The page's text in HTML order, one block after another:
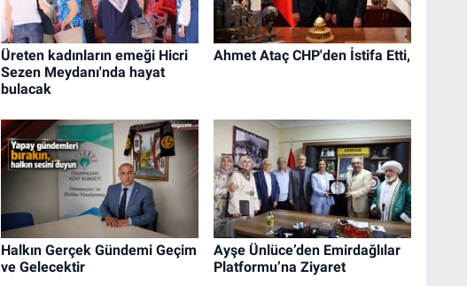
Üreten kadınların emeği Hicri
Sezen Meydanı'nda hayat
bulacak
Ahmet Ataç CHP'den İstifa Etti,
Halkın Gerçek Gündemi Geçim
ve Gelecektir
Ayşe Ünlüce’den Emirdağlılar
Platformu’na Ziyaret